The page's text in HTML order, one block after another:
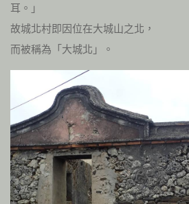
耳。」
故城北村即因位在大城山之北，
而被稱為「大城北」。